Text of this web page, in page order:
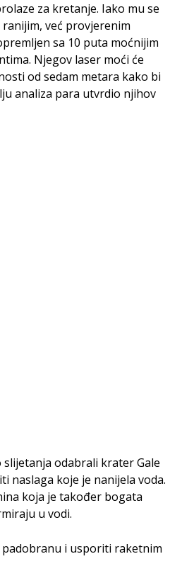
za kretanje. Iako mu se
već provjerenim
sa 10 puta moćnijim
Njegov laser moći će
od sedam metara kako bi
analiza para utvrdio njihov
slijetanja odabrali krater Gale
naslaga koje je nanijela voda.
koja je također bogata
u vodi.
padobranu i usporiti raketnim